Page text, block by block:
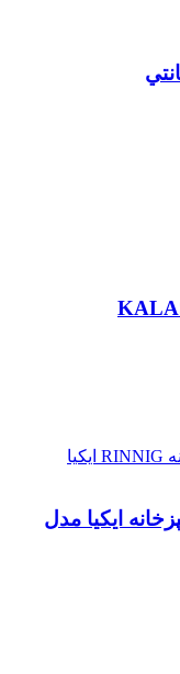
30*15 سانتي
ایكیا مدل